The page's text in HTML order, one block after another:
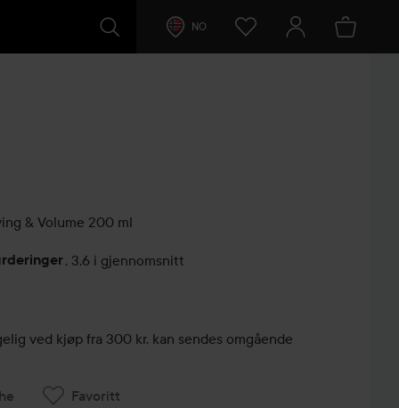
NO
& Volume 200 ml
, 3.6 i gjennomsnitt
ved kjøp fra 300 kr, kan sendes omgående
Favoritt